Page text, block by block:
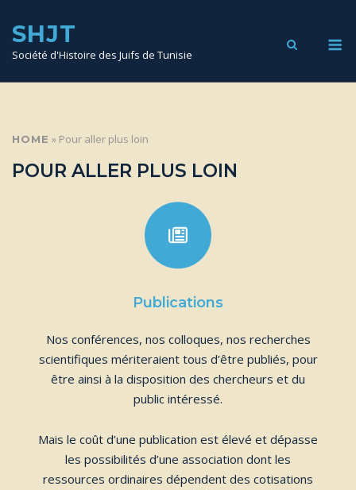
CONTENT
SHJT
Société d'Histoire des Juifs de Tunisie
HOME » Pour aller plus loin
POUR ALLER PLUS LOIN
Publications
Nos conférences, nos colloques, nos recherches
scientifiques mériteraient tous d’être publiés, pour
être ainsi à la disposition des chercheurs et du
public intéressé.
Mais le coût d’une publication est élevé et dépasse
les possibilités d’une association dont les
ressources ordinaires dépendent des cotisations